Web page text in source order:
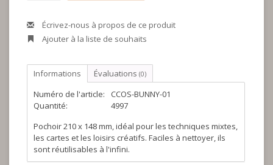
Écrivez-nous à propos de ce produit
Ajouter à la liste de souhaits
Informations Évaluations (0)
Numéro de l'article:
CCOS-BUNNY-01
Quantité:
4997
Pochoir 210 x 148 mm, idéal pour les techniques mixtes,
les cartes et les loisirs créatifs. Faciles à nettoyer, ils
sont réutilisables à l'infini.